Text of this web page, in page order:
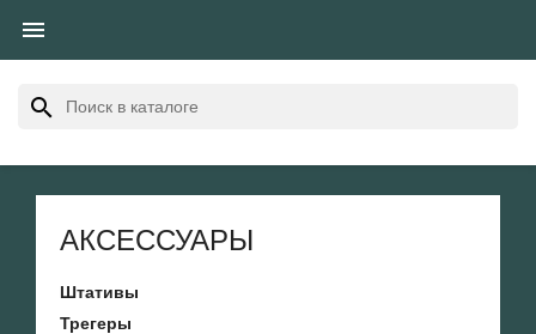

search
АКСЕССУАРЫ
Штативы
Трегеры